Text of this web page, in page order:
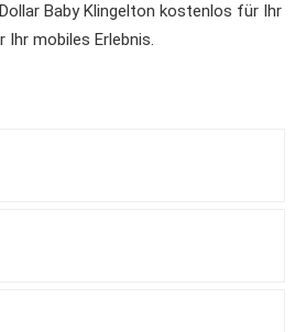
Baby Klingelton kostenlos für Ihr
Ihr mobiles Erlebnis.